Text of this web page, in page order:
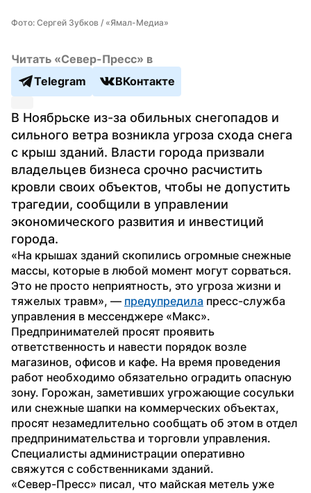
Фото: Сергей Зубков / «Ямал-Медиа»
Читать «Север-Пресс» в
Telegram
ВКонтакте
В Ноябрьске из-за обильных снегопадов и
сильного ветра возникла угроза схода снега
с крыш зданий. Власти города призвали
владельцев бизнеса срочно расчистить
кровли своих объектов, чтобы не допустить
трагедии, сообщили в управлении
экономического развития и инвестиций
города.
«На крышах зданий скопились огромные снежные
массы, которые в любой момент могут сорваться.
Это не просто неприятность, это угроза жизни и
тяжелых травм», — предупредила пресс-служба
управления в мессенджере «Макс».
Предпринимателей просят проявить
ответственность и навести порядок возле
магазинов, офисов и кафе. На время проведения
работ необходимо обязательно оградить опасную
зону. Горожан, заметивших угрожающие сосульки
или снежные шапки на коммерческих объектах,
просят незамедлительно сообщать об этом в отдел
предпринимательства и торговли управления.
Специалисты администрации оперативно
свяжутся с собственниками зданий.
«Север-Пресс» писал, что майская метель уже